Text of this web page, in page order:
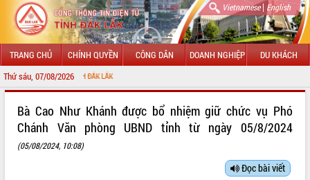
Vietnamese| English
TRANG CHỦ CHÍNH QUYỀN CÔNG DÂN DOANH NGHIỆP DU KHÁCH
Thứ sáu, 07/08/2026
LÃNH ĐẠO UBND TỈNH
Bà Cao Như Khánh được bổ nhiệm giữ chức vụ Phó
Chánh Văn phòng UBND tỉnh từ ngày 05/8/2024
(05/08/2024, 10:08)
Đọc bài viết